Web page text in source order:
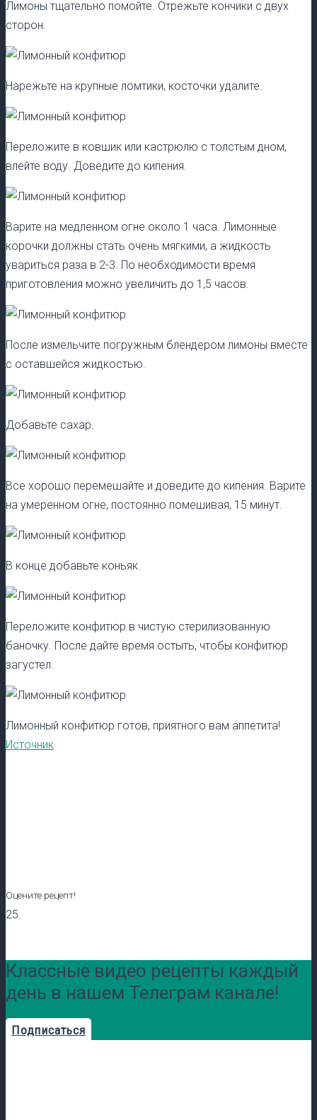
Лимоны тщательно помойте. Отрежьте кончики с двух
сторон.
Нарежьте на крупные ломтики, косточки удалите.
Переложите в ковшик или кастрюлю с толстым дном,
влейте воду. Доведите до кипения.
Варите на медленном огне около 1 часа. Лимонные
корочки должны стать очень мягкими, а жидкость
увариться раза в 2-3. По необходимости время
приготовления можно увеличить до 1,5 часов.
После измельчите погружным блендером лимоны вместе
с оставшейся жидкостью.
Добавьте сахар.
Все хорошо перемешайте и доведите до кипения. Варите
на умеренном огне, постоянно помешивая, 15 минут.
В конце добавьте коньяк.
Переложите конфитюр в чистую стерилизованную
баночку. После дайте время остыть, чтобы конфитюр
загустел.
Лимонный конфитюр готов, приятного вам аппетита!
Источник
Оцените рецепт!
25
Классные видео рецепты каждый
день в нашем Телеграм канале!
Подписаться